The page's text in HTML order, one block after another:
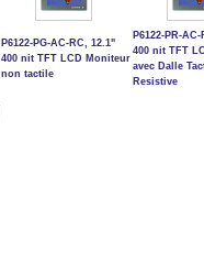
P6122-PG-AC-RC, 12.1"
400 nit TFT LCD Moniteur
non tactile
P6122-PR-
400 nit TFT
avec Dalle
Resistive